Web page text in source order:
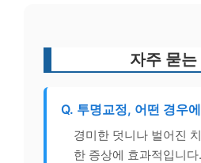
자주 묻
Q. 투명교정, 어떤 경우
경미한 덧니나 벌어진
한 증상에 효과적입니